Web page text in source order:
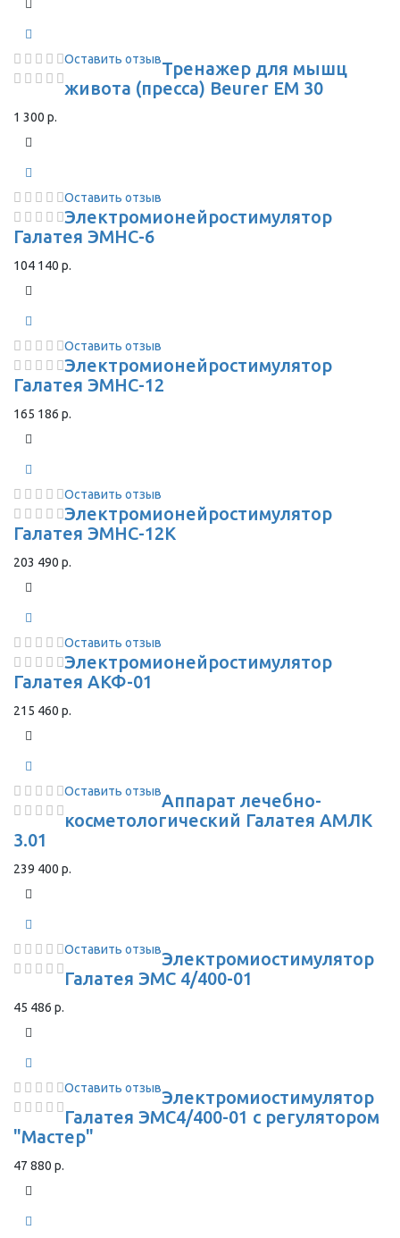
Оставить отзывТренажер для мышц
живота (пресса) Beurer EM 30
1 300 р.
Оставить отзыв
Электромионейростимулятор
Галатея ЭМНС-6
104 140 р.
Оставить отзыв
Электромионейростимулятор
Галатея ЭМНС-12
165 186 р.
Оставить отзыв
Электромионейростимулятор
Галатея ЭМНС-12К
203 490 р.
Оставить отзыв
Электромионейростимулятор
Галатея АКФ-01
215 460 р.
Оставить отзывАппарат лечебно-
косметологический Галатея АМЛК
3.01
239 400 р.
Оставить отзывЭлектромиостимулятор
Галатея ЭМС 4/400-01
45 486 р.
Оставить отзывЭлектромиостимулятор
Галатея ЭМС4/400-01 с регулятором
"Мастер"
47 880 р.